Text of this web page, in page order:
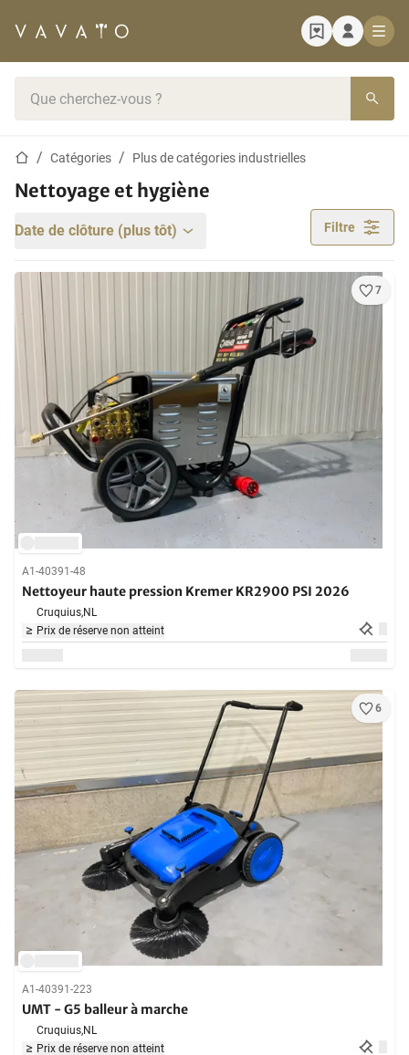
Page d'accueil
Catégories Plus de catégories industrielles
Nettoyage et hygiène
Date de clôture (plus tôt) Filtre
7
A1-40391-48
Nettoyeur haute pression Kremer KR2900 PSI 2026
Cruquius,NL
Prix de réserve non atteint
6
A1-40391-223
UMT - G5 balleur à marche
Cruquius,NL
Prix de réserve non atteint